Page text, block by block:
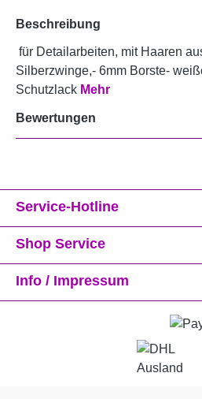
Beschreibung
für Detailarbeiten, mit Haaren
Silberzwinge,- 6mm Borste-
Schutzlack Mehr
Bewertungen
Service-Hotline
Shop Service
Info / Impressum